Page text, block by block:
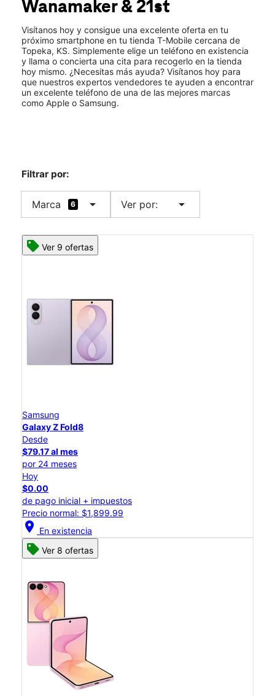
Sáb.:10:00 a.m. a 8:00 p.m.
2040 SW Wanamaker Rd Ste 102 Topeka, KS 66604
Wanamaker & 21st
Visítanos hoy y consigue una excelente oferta en tu
próximo smartphone en tu tienda T-Mobile cercana de
Topeka, KS. Simplemente elige un teléfono en existencia
y llama o concierta una cita para recogerlo en la tienda
hoy mismo. ¿Necesitas más ayuda? Visítanos hoy para
que nuestros expertos vendedores te ayuden a encontrar
un excelente teléfono de una de las mejores marcas
como Apple o Samsung.
Filtrar por:
Marca 6 arrow_drop_down Ver por: arrow_drop_down
Ver 9 ofertas
Samsung
Galaxy Z Fold8
Desde
$79.17 al mes
por 24 meses
Hoy
$0.00
de pago inicial + impuestos
Precio normal: $1,899.99
location_on En existencia
Ver 8 ofertas